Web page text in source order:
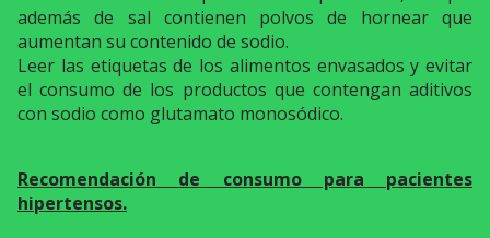
además de sal contienen polvos de hornear que
aumentan su contenido de sodio.
Leer las etiquetas de los alimentos envasados y evitar
el consumo de los productos que contengan aditivos
con sodio como glutamato monosódico.
Recomendación de consumo para pacientes
hipertensos.